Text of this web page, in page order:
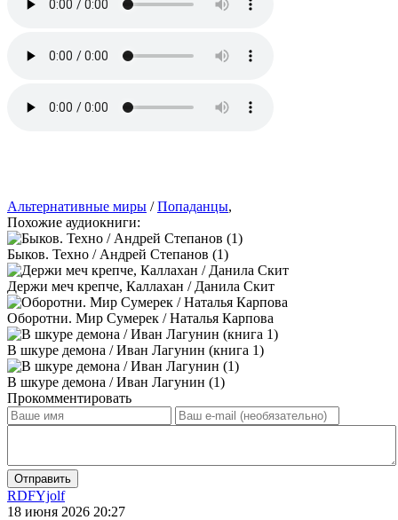
Альтернативные миры /Попаданцы,
Похожие аудиокниги:
Быков. Техно / Андрей Степанов (1)
Держи меч крепче, Каллахан / Данила Скит
Оборотни. Мир Сумерек / Наталья Карпова
В шкуре демона / Иван Лагунин (книга 1)
В шкуре демона / Иван Лагунин (1)
Прокомментировать
Отправить
RDFYjolf
18 июня 2026 20:27